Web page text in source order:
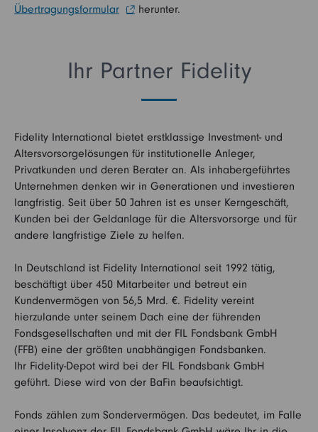
Übertragungsformular
herunter.
Ihr Partner Fidelity
Fidelity International bietet erstklassige Investment- und
Altersvorsorgelösungen für institutionelle Anleger,
Privatkunden und deren Berater an. Als inhabergeführtes
Unternehmen denken wir in Generationen und investieren
langfristig. Seit über 50 Jahren ist es unser Kerngeschäft,
Kunden bei der Geldanlage für die Altersvorsorge und für
andere langfristige Ziele zu helfen.
In Deutschland ist Fidelity International seit 1992 tätig,
beschäftigt über 450 Mitarbeiter und betreut ein
Kundenvermögen von 56,5 Mrd. €. Fidelity vereint
hierzulande unter seinem Dach eine der führenden
Fondsgesellschaften und mit der FIL Fondsbank GmbH
(FFB) eine der größten unabhängigen Fondsbanken.
Ihr Fidelity-Depot wird bei der FIL Fondsbank GmbH
geführt. Diese wird von der BaFin beaufsichtigt.
Fonds zählen zum Sondervermögen. Das bedeutet, im Falle